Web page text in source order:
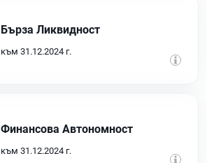
Бърза Ликвидност
към 31.12.2024 г.
Финансова Автономност
към 31.12.2024 г.